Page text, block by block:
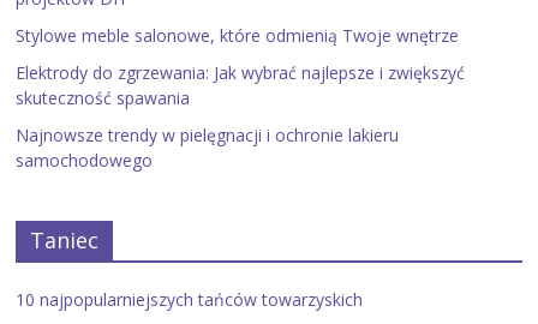
Stylowe meble salonowe, które odmienią Twoje wnętrze
Elektrody do zgrzewania: Jak wybrać najlepsze i zwiększyć
skuteczność spawania
Najnowsze trendy w pielęgnacji i ochronie lakieru
samochodowego
Taniec
10 najpopularniejszych tańców towarzyskich